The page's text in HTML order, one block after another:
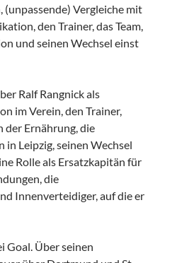
(unpassende) Vergleiche mit
den Trainer, das Team,
und seinen Wechsel einst
Ralf Rangnick als
im Verein, den Trainer,
der Ernährung, die
Leipzig, seinen Wechsel
Rolle als Ersatzkapitän für
die
Innenverteidiger, auf die er
Goal. Über seinen